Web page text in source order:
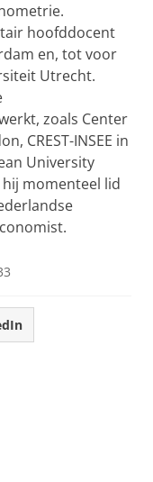
hoofddocent
en, tot voor
Utrecht.
zoals Center
CREST-INSEE in
University
momenteel lid